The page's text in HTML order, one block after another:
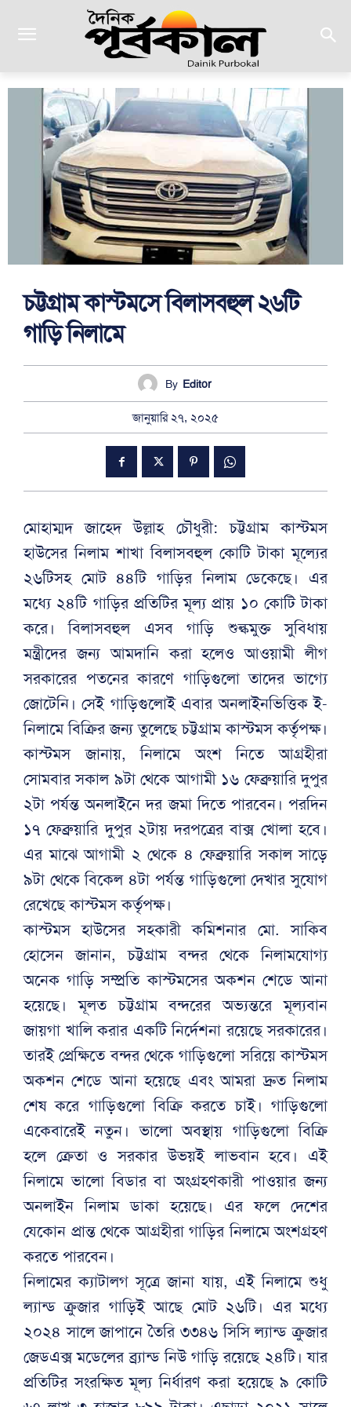
চট্টগ্রাম কাস্টমসে বিলাসবহুল ২৬টি
গাড়ি নিলামে
By Editor
জানুয়ারি ২৭, ২০২৫
মোহাম্মদ জাহেদ উল্লাহ চৌধুরী: চট্টগ্রাম কাস্টমস
হাউসের নিলাম শাখা বিলাসবহুল কোটি টাকা মূল্যের
২৬টিসহ মোট ৪৪টি গাড়ির নিলাম ডেকেছে। এর
মধ্যে ২৪টি গাড়ির প্রতিটির মূল্য প্রায় ১০ কোটি টাকা
করে। বিলাসবহুল এসব গাড়ি শুল্কমুক্ত সুবিধায়
মন্ত্রীদের জন্য আমদানি করা হলেও আওয়ামী লীগ
সরকারের পতনের কারণে গাড়িগুলো তাদের ভাগ্যে
জোটেনি। সেই গাড়িগুলোই এবার অনলাইনভিত্তিক ই-
নিলামে বিক্রির জন্য তুলেছে চট্টগ্রাম কাস্টমস কর্তৃপক্ষ।
কাস্টমস জানায়, নিলামে অংশ নিতে আগ্রহীরা
সোমবার সকাল ৯টা থেকে আগামী ১৬ ফেব্রুয়ারি দুপুর
২টা পর্যন্ত অনলাইনে দর জমা দিতে পারবেন। পরদিন
১৭ ফেব্রুয়ারি দুপুর ২টায় দরপত্রের বাক্স খোলা হবে।
এর মাঝে আগামী ২ থেকে ৪ ফেব্রুয়ারি সকাল সাড়ে
৯টা থেকে বিকেল ৪টা পর্যন্ত গাড়িগুলো দেখার সুযোগ
রেখেছে কাস্টমস কর্তৃপক্ষ।
কাস্টমস হাউসের সহকারী কমিশনার মো. সাকিব
হোসেন জানান, চট্টগ্রাম বন্দর থেকে নিলামযোগ্য
অনেক গাড়ি সম্প্রতি কাস্টমসের অকশন শেডে আনা
হয়েছে। মূলত চট্টগ্রাম বন্দরের অভ্যন্তরে মূল্যবান
জায়গা খালি করার একটি নির্দেশনা রয়েছে সরকারের।
তারই প্রেক্ষিতে বন্দর থেকে গাড়িগুলো সরিয়ে কাস্টমস
অকশন শেডে আনা হয়েছে এবং আমরা দ্রুত নিলাম
শেষ করে গাড়িগুলো বিক্রি করতে চাই। গাড়িগুলো
একেবারেই নতুন। ভালো অবস্থায় গাড়িগুলো বিক্রি
হলে ক্রেতা ও সরকার উভয়ই লাভবান হবে। এই
নিলামে ভালো বিডার বা অংগ্রহণকারী পাওয়ার জন্য
অনলাইন নিলাম ডাকা হয়েছে। এর ফলে দেশের
যেকোন প্রান্ত থেকে আগ্রহীরা গাড়ির নিলামে অংশগ্রহণ
করতে পারবেন।
নিলামের ক্যাটালগ সূত্রে জানা যায়, এই নিলামে শুধু
ল্যান্ড ক্রুজার গাড়িই আছে মোট ২৬টি। এর মধ্যে
২০২৪ সালে জাপানে তৈরি ৩৩৪৬ সিসি ল্যান্ড ক্রুজার
জেডএক্স মডেলের ব্র্যান্ড নিউ গাড়ি রয়েছে ২৪টি। যার
প্রতিটির সংরক্ষিত মূল্য নির্ধারণ করা হয়েছে ৯ কোটি